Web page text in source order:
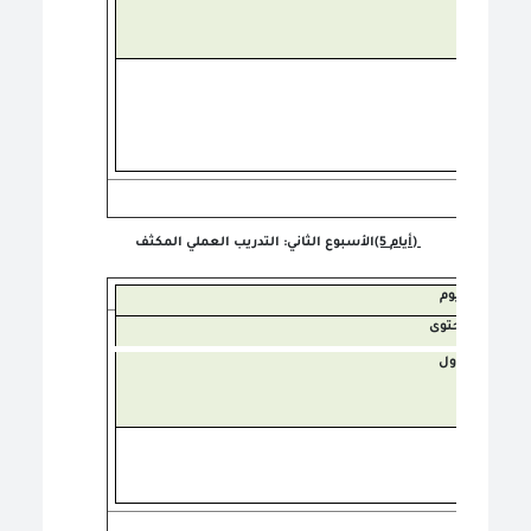
الأسبوع الثاني: التدريب العملي المكثف (5 أيام)
اليوم
المحتوى
الأول